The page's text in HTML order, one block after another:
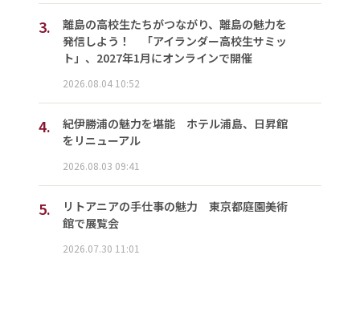
3.
離島の高校生たちがつながり、離島の魅力を
発信しよう！ 「アイランダー高校生サミッ
ト」、2027年1月にオンラインで開催
2026.08.04 10:52
4.
紀伊勝浦の魅力を堪能 ホテル浦島、日昇館
をリニューアル
2026.08.03 09:41
5.
リトアニアの手仕事の魅力 東京都庭園美術
館で展覧会
2026.07.30 11:01